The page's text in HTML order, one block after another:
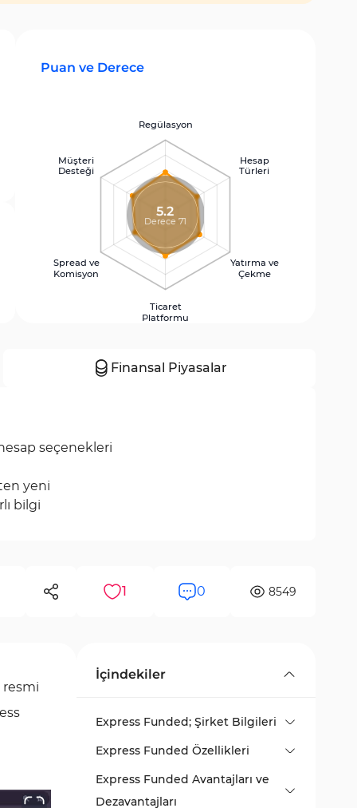
Puan ve Derece
Regülasyon
Hesap
Türleri
Yatırma ve
Çekme
Ticaret
Platformu
Spread ve
Komisyon
Müşteri
Desteği
5.2
Derece 71
Finansal Piyasalar
hesap seçenekleri
yeni
bilgi
1 0 8549
resmi
İçindekiler
Express Funded; Şirket Bilgileri
Express Funded Özellikleri
Express Funded Avantajları ve
Dezavantajları